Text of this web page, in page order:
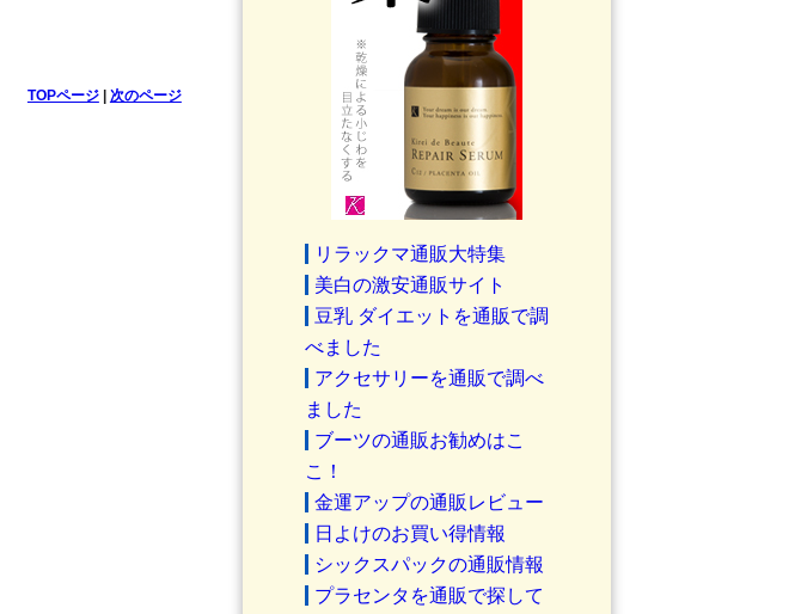
TOPページ| 次のページ
リラックマ通販大特集
美白の激安通販サイト
豆乳 ダイエットを通販で調
べました
アクセサリーを通販で調べ
ました
ブーツの通販お勧めはこ
こ！
金運アップの通販レビュー
日よけのお買い得情報
シックスパックの通販情報
プラセンタを通販で探して